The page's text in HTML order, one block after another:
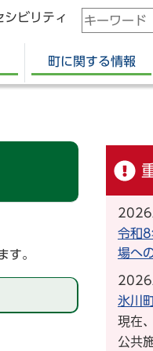
シビリティ
検
キ
ー
町に関する情報
す。
令和8
場へ
氷川
現在
公共